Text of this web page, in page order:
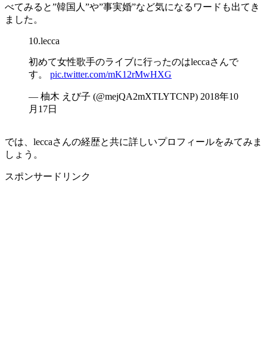
べてみると”韓国人”や”事実婚”など気になるワードも出てき
ました。
10.lecca
初めて女性歌手のライブに行ったのはleccaさんで
す。 pic.twitter.com/mK12rMwHXG
— 柚木 えび子 (@mejQA2mXTLYTCNP) 2018年10
月17日
では、leccaさんの経歴と共に詳しいプロフィールをみてみま
しょう。
スポンサードリンク